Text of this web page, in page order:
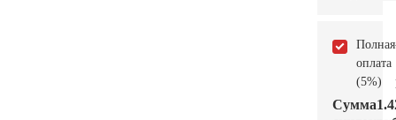
Полная
оплата
(5%)
Сумма